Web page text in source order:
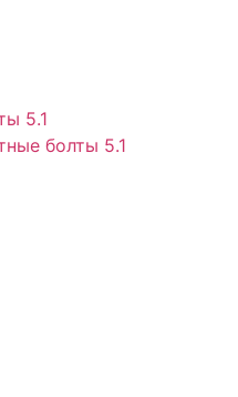
5.1
болты 5.1